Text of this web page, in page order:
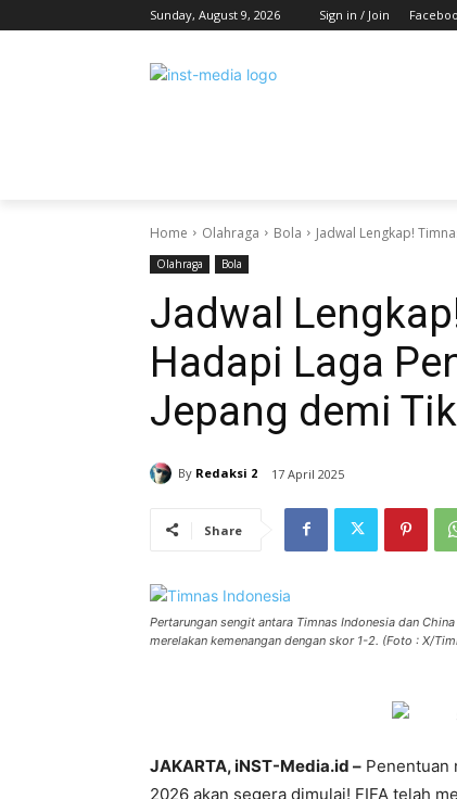
Sunday, August 9, 2026 Sign in / Join
Home Olahraga Bola Jadwal Lengkap!
Olahraga Bola
Jadwal
Hadapi Laga
Jepang demi
By Redaksi 2 17 April 2025
Share
Pertarungan sengit antara Timnas Indonesia dan
merelakan kemenangan dengan skor 1-2. (Foto : X/
JAKARTA, iNST-Media.id – Penentuan
2026 akan segera dimulai! FIFA telah